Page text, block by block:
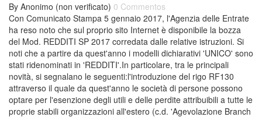
By Anonimo (non verificato) 0 Commentos
Con Comunicato Stampa 5 gennaio 2017, l'Agenzia delle Entrate
ha reso noto che sul proprio sito Internet è disponibile la bozza
del Mod. REDDITI SP 2017 corredata dalle relative istruzioni. Si
noti che a partire da quest'anno i modelli dichiarativi 'UNICO' sono
stati ridenominati in 'REDDITI'.In particolare, tra le principali
novità, si segnalano le seguenti:l'introduzione del rigo RF130
attraverso il quale da quest'anno le società di persone possono
optare per l'esenzione degli utili e delle perdite attribuibili a tutte le
proprie stabili organizzazioni all'estero (c.d. 'Agevolazione Branch